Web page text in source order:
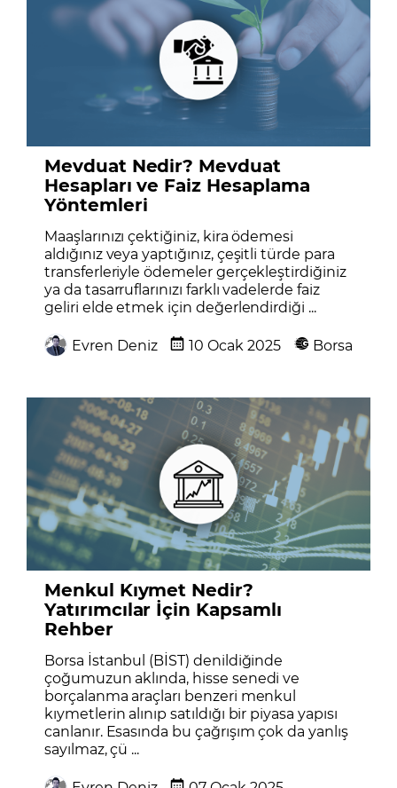
Mevduat Nedir? Mevduat
Hesapları ve Faiz Hesaplama
Yöntemleri
Maaşlarınızı çektiğiniz, kira ödemesi
aldığınız veya yaptığınız, çeşitli türde para
transferleriyle ödemeler gerçekleştirdiğiniz
ya da tasarruflarınızı farklı vadelerde faiz
geliri elde etmek için değerlendirdiği ...
Evren Deniz 10 Ocak 2025 Borsa
Menkul Kıymet Nedir?
Yatırımcılar İçin Kapsamlı
Rehber
Borsa İstanbul (BİST) denildiğinde
çoğumuzun aklında, hisse senedi ve
borçalanma araçları benzeri menkul
kıymetlerin alınıp satıldığı bir piyasa yapısı
canlanır. Esasında bu çağrışım çok da yanlış
sayılmaz, çü ...